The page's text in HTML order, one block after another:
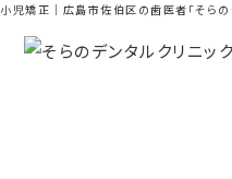
小児矯正｜広島市佐伯区の歯医者「そらの